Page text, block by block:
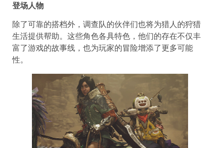
登场人物
除了可靠的搭档外，调查队的伙伴们也将为猎人的狩猎
生活提供帮助。这些角色各具特色，他们的存在不仅丰
富了游戏的故事线，也为玩家的冒险增添了更多可能
性。